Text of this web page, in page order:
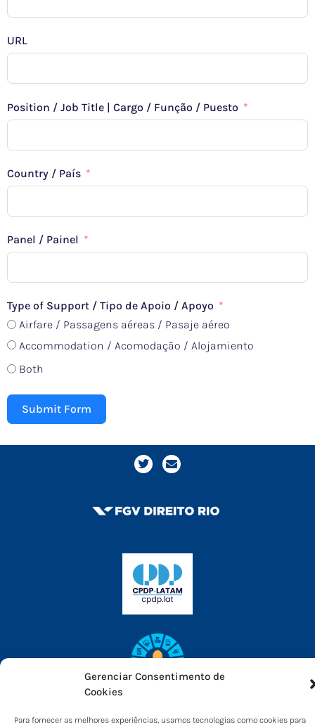
Gerenciar Consentimento de
Cookies
Para fornecer as melhores experiências, usamos tecnologias como cookies para
URL
Position / Job Title | Cargo / Função / Puesto
Country / País
Panel / Painel
Type of Support / Tipo de Apoio / Apoyo
Airfare / Passagens aéreas / Pasaje aéreo
Accommodation / Acomodação / Alojamiento
Both
Submit Form